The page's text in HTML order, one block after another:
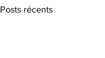
Posts récents